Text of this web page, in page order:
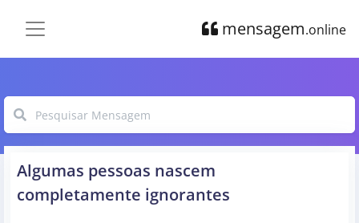
mensagem.online
Algumas pessoas nascem
completamente ignorantes